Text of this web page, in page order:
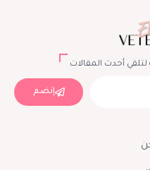
لتلقي أحدث المقالات
إنضم